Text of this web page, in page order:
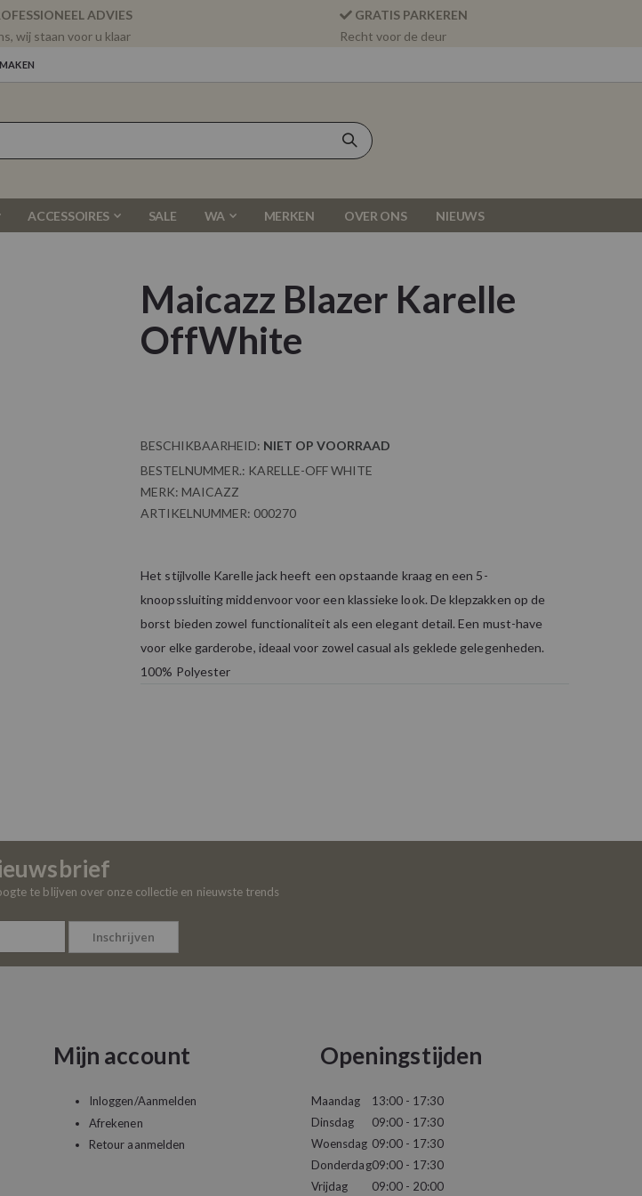
ADVIES
wij staan voor u klaar
GRATIS PARKEREN
Recht voor de deur
ACCESSOIRES SALE WA MERKEN OVER ONS NIEUWS
Maicazz Blazer Karelle
OffWhite
BESCHIKBAARHEID: NIET OP VOORRAAD
BESTELNUMMER.: KARELLE-OFF WHITE
MERK: MAICAZZ
ARTIKELNUMMER: 000270
Het stijlvolle Karelle jack heeft een opstaande kraag en een 5-
knoopssluiting middenvoor voor een klassieke look. De klepzakken op de
borst bieden zowel functionaliteit als een elegant detail. Een must-have
voor elke garderobe, ideaal voor zowel casual als geklede gelegenheden.
100% Polyester
te blijven over onze collectie en nieuwste trends
Inschrijven
Mijn account
Inloggen/Aanmelden
Afrekenen
Retour aanmelden
Openingstijden
Maandag
Dinsdag
Woensdag
Donderdag
Vrijdag
13:00 - 17:30
09:00 - 17:30
09:00 - 17:30
09:00 - 17:30
09:00 - 20:00